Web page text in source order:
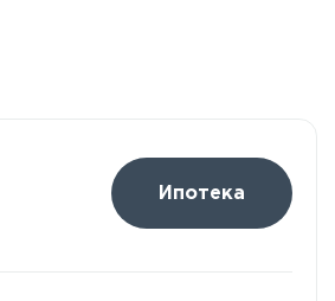
Ипотека